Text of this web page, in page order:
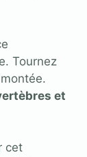
Tournez
et
cet